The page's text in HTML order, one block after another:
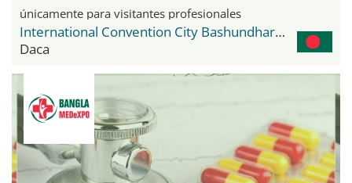
únicamente para visitantes profesionales
International Convention City Bashundhara - ICCB
Daca